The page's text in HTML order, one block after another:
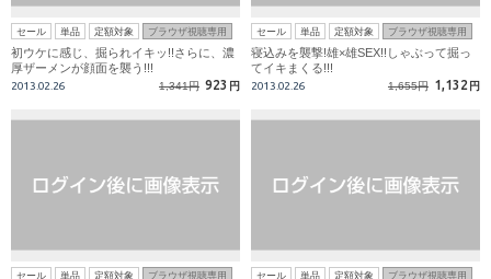
セール 単品 定額対象 ブラウザ視聴専用
初ウケに感じ、掘られイキッ!!さらに、濃
厚ザーメンが顔面を襲う!!!
2013.02.26 1,341円 923 円
セール 単品 定額対象 ブラウザ視聴専用
寝込みを襲撃!雄×雄SEX!!しゃぶって掘っ
てイキまくる!!!
2013.02.26 1,655円 1,132 円
セール 単品 定額対象 ブラウザ視聴専用 セール 単品 定額対象 ブラウザ視聴専用